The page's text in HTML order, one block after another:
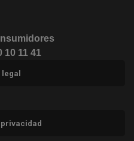
(abre en ventana nueva)
10 11 41